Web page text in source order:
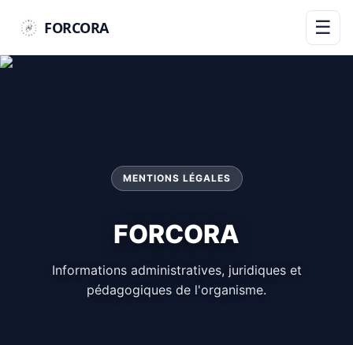
FORCORA ☰
MENTIONS LÉGALES
FORCORA
Informations administratives, juridiques et
pédagogiques de l'organisme.